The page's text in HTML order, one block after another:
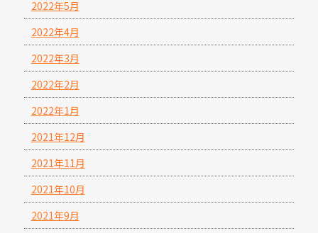
2022年5月
2022年4月
2022年3月
2022年2月
2022年1月
2021年12月
2021年11月
2021年10月
2021年9月